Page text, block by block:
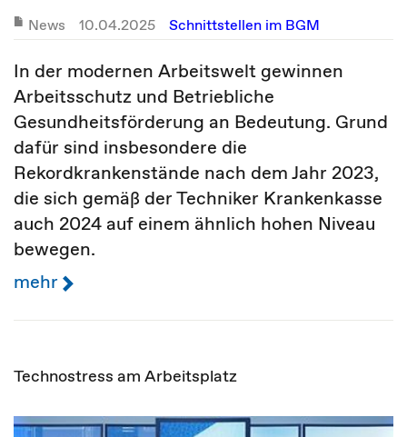
News 10.04.2025 Schnittstellen im BGM
In der modernen Arbeitswelt gewinnen
Arbeitsschutz und Betriebliche
Gesundheitsförderung an Bedeutung. Grund
dafür sind insbesondere die
Rekordkrankenstände nach dem Jahr 2023,
die sich gemäß der Techniker Krankenkasse
auch 2024 auf einem ähnlich hohen Niveau
bewegen.
mehr
Technostress am Arbeitsplatz